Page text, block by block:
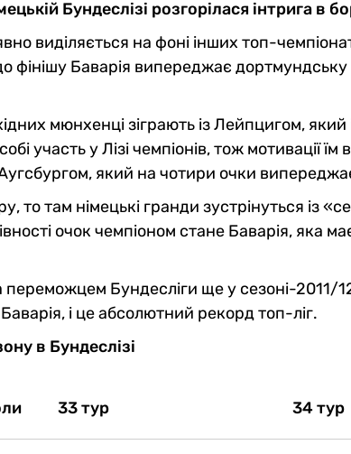
Бундеслізі розгорілася інтрига в
виділяється на фоні інших топ-
фінішу Баварія випереджає
мюнхенці зіграють із Лейпцигом, який
участь у Лізі чемпіонів, тож мотивації
який на чотири очки
то там німецькі гранди зустрінуться із
очок чемпіоном стане Баварія, яка
Бундесліги ще у сезоні-2011/
і це абсолютний рекорд топ-ліг.
в Бундеслізі
33 тур 34 тур